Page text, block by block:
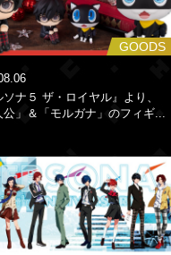
GOODS
ソナ５ ザ・ロイヤル』より、
公」＆「モルガナ」のフィギ...